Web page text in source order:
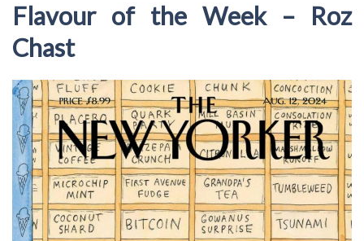
Flavour of the Week – Roz
Chast